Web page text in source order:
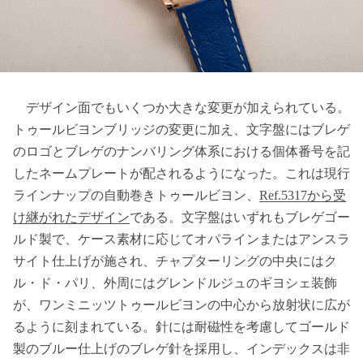
デザイン面でもいくつか大きな変更が加えられている。
トゥールビヨンブリッジの変更に加え、文字盤にはブレゲ
のロゴとブレゲのナンバリング体系における個体番号を記
したネームプレートが配されるようになった。これは現行
ラインナップの自動巻きトゥールビヨン、 Ref.5317から受
け継がれたデザインである。文字盤はいずれもブレゲゴー
ルド製で、ケース素材に応じてオパラインまたはアンスラ
サイト仕上げが施され、チャプターリングの中央にはク
ル・ド・パリ、外周にはグレンドルジュのギヨシェ装飾
が、ワンミニッツトゥールビヨンの中心から放射状に広が
るように刻まれている。針には耐磁性を考慮してゴールド
製のブルー仕上げのブレゲ針を採用し、インデックスは非